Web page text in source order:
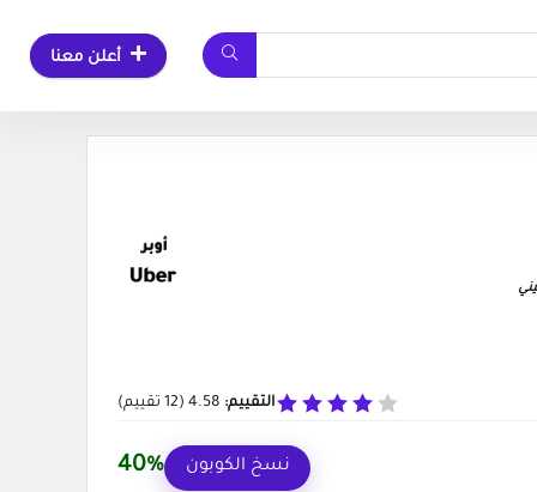
أعلن معنا
التقييم: 4.58
(
12 تقييم)
40% نسخ الكوبون